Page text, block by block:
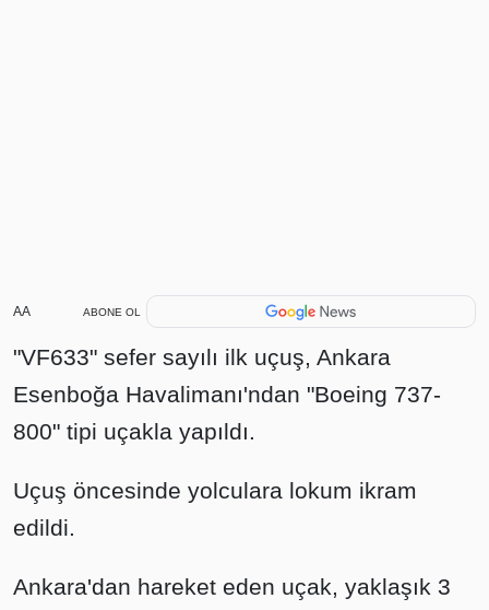
AA ABONE OL
"VF633" sefer sayılı ilk uçuş, Ankara
Esenboğa Havalimanı'ndan "Boeing 737-
800" tipi uçakla yapıldı.
Uçuş öncesinde yolculara lokum ikram
edildi.
Ankara'dan hareket eden uçak, yaklaşık 3